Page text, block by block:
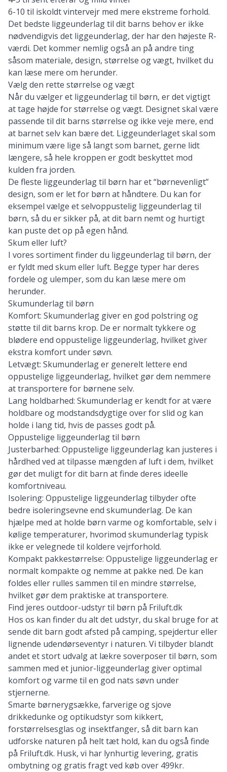
6-10 til iskoldt vintervejr med mere ekstreme forhold.
Det bedste liggeunderlag til dit barns behov er ikke
nødvendigvis det liggeunderlag, der har den højeste R-
værdi. Det kommer nemlig også an på andre ting
såsom materiale, design, størrelse og vægt, hvilket du
kan læse mere om herunder.
Vælg den rette størrelse og vægt
Når du vælger et liggeunderlag til børn, er det vigtigt
at tage højde for størrelse og vægt. Designet skal være
passende til dit barns størrelse og ikke veje mere, end
at barnet selv kan bære det. Liggeunderlaget skal som
minimum være lige så langt som barnet, gerne lidt
længere, så hele kroppen er godt beskyttet mod
kulden fra jorden.
De fleste liggeunderlag til børn har et “børnevenligt”
design, som er let for børn at håndtere. Du kan for
eksempel vælge et selvoppustelig liggeunderlag til
børn, så du er sikker på, at dit barn nemt og hurtigt
kan puste det op på egen hånd.
Skum eller luft?
I vores sortiment finder du liggeunderlag til børn, der
er fyldt med skum eller luft. Begge typer har deres
fordele og ulemper, som du kan læse mere om
herunder.
Skumunderlag til børn
Komfort: Skumunderlag giver en god polstring og
støtte til dit barns krop. De er normalt tykkere og
blødere end oppustelige liggeunderlag, hvilket giver
ekstra komfort under søvn.
Letvægt: Skumunderlag er generelt lettere end
oppustelige liggeunderlag, hvilket gør dem nemmere
at transportere for børnene selv.
Lang holdbarhed: Skumunderlag er kendt for at være
holdbare og modstandsdygtige over for slid og kan
holde i lang tid, hvis de passes godt på.
Oppustelige liggeunderlag til børn
Justerbarhed: Oppustelige liggeunderlag kan justeres i
hårdhed ved at tilpasse mængden af luft i dem, hvilket
gør det muligt for dit barn at finde deres ideelle
komfortniveau.
Isolering: Oppustelige liggeunderlag tilbyder ofte
bedre isoleringsevne end skumunderlag. De kan
hjælpe med at holde børn varme og komfortable, selv i
kølige temperaturer, hvorimod skumunderlag typisk
ikke er velegnede til koldere vejrforhold.
Kompakt pakkestørrelse: Oppustelige liggeunderlag er
normalt kompakte og nemme at pakke ned. De kan
foldes eller rulles sammen til en mindre størrelse,
hvilket gør dem praktiske at transportere.
Find jeres outdoor-udstyr til børn på Friluft.dk
Hos os kan finder du alt det udstyr, du skal bruge for at
sende dit barn godt afsted på camping, spejdertur eller
lignende udendørseventyr i naturen. Vi tilbyder blandt
andet et stort udvalg at lækre soverposer til børn, som
sammen med et junior-liggeunderlag giver optimal
komfort og varme til en god nats søvn under
stjernerne.
Smarte børnerygsække, farverige og sjove
drikkedunke og optikudstyr som kikkert,
forstørrelsesglas og insektfanger, så dit barn kan
udforske naturen på helt tæt hold, kan du også finde
på Friluft.dk. Husk, vi har lynhurtig levering, gratis
ombytning og gratis fragt ved køb over 499kr.